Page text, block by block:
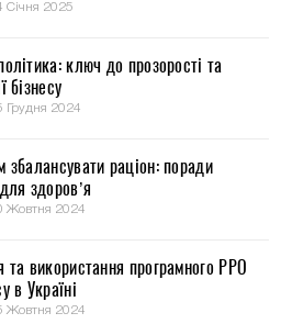
Січня 2025
ключ до прозорості та
бізнесу
Грудня 2024
збалансувати раціон: поради
здоров’я
Жовтня 2024
та використання програмного РРО
в Україні
Жовтня 2024